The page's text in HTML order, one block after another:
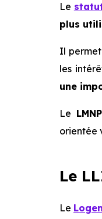
Le
plus
Il
les
une
Le
orientée
Le
Le